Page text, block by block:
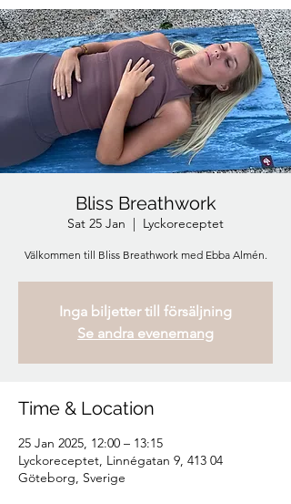
Bliss Breathwork
Sat 25 Jan
  |
Lyckoreceptet
Välkommen till Bliss Breathwork med Ebba Almén.
Inga biljetter till försäljning
Se andra evenemang
Time & Location
25 Jan 2025, 12:00 – 13:15
Lyckoreceptet, Linnégatan 9, 413 04
Göteborg, Sverige